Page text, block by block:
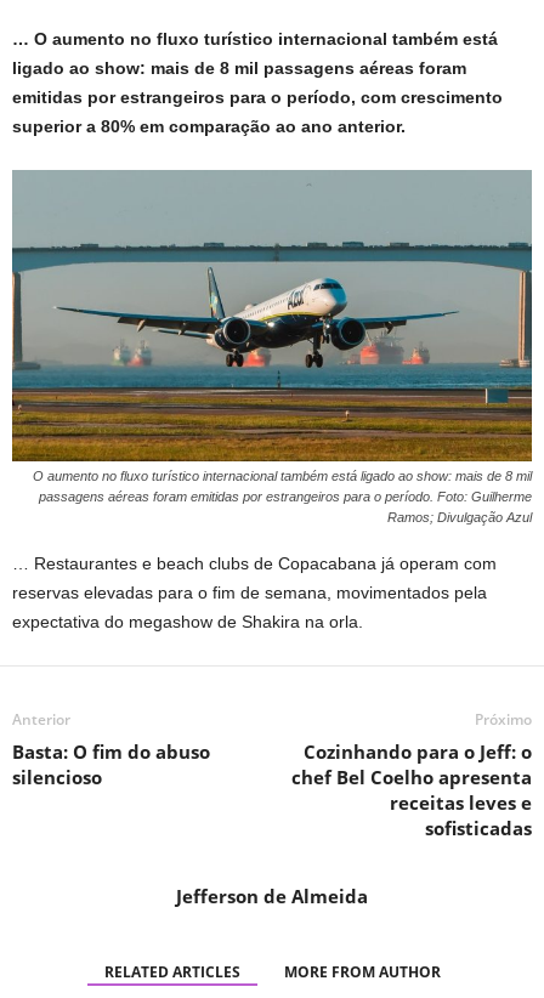
… O aumento no fluxo turístico internacional também está
ligado ao show: mais de 8 mil passagens aéreas foram
emitidas por estrangeiros para o período, com crescimento
superior a 80% em comparação ao ano anterior.
O aumento no fluxo turístico internacional também está ligado ao show: mais de 8 mil
passagens aéreas foram emitidas por estrangeiros para o período. Foto: Guilherme
Ramos; Divulgação Azul
… Restaurantes e beach clubs de Copacabana já operam com
reservas elevadas para o fim de semana, movimentados pela
expectativa do megashow de Shakira na orla.
Anterior
Basta: O fim do abuso
silencioso
Próximo
Cozinhando para o Jeff: o
chef Bel Coelho apresenta
receitas leves e
sofisticadas
Jefferson de Almeida
RELATED ARTICLES MORE FROM AUTHOR